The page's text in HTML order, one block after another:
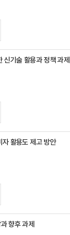
신기술 활용과 정책 과제
활용도 제고 방안
향후 과제